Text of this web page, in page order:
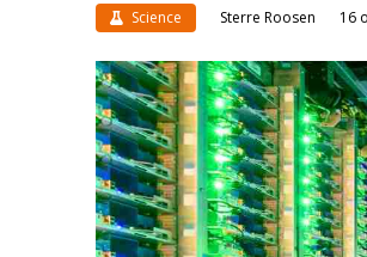
Science Sterre Roosen 16